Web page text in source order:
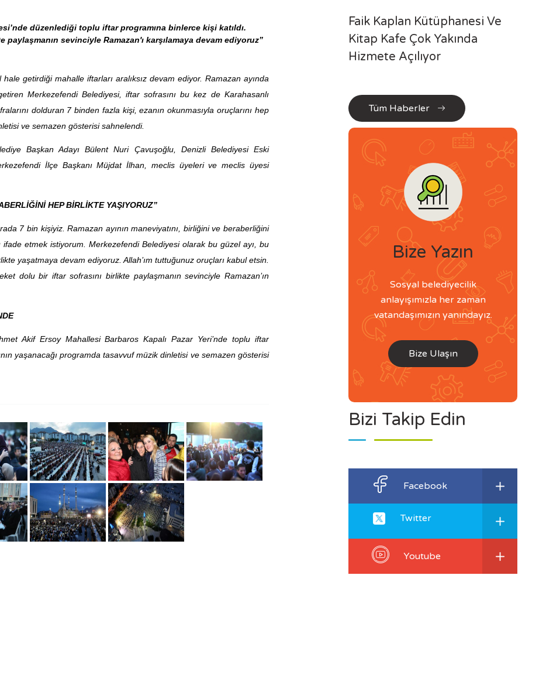
düzenlediği toplu iftar programına binlerce kişi katıldı.
sevinciyle Ramazan'ı karşılamaya devam ediyoruz”
getirdiği mahalle iftarları aralıksız devam ediyor. Ramazan ayında
Merkezefendi Belediyesi, iftar sofrasını bu kez de Karahasanlı
dolduran 7 binden fazla kişi, ezanın okunmasıyla oruçlarını hep
ve semazen gösterisi sahnelendi.
Başkan Adayı Bülent Nuri Çavuşoğlu, Denizli Belediyesi Eski
İlçe Başkanı Müjdat İlhan, meclis üyeleri ve meclis üyesi
HEP BİRLİKTE YAŞIYORUZ”
7 bin kişiyiz. Ramazan ayının maneviyatını, birliğini ve beraberliğini
ifade etmek istiyorum. Merkezefendi Belediyesi olarak bu güzel ayı, bu
yaşatmaya devam ediyoruz. Allah’ım tuttuğunuz oruçları kabul etsin.
dolu bir iftar sofrasını birlikte paylaşmanın sevinciyle Ramazan’ın
Akif Ersoy Mahallesi Barbaros Kapalı Pazar Yeri’nde toplu iftar
yaşanacağı programda tasavvuf müzik dinletisi ve semazen gösterisi
Faik Kaplan Kütüphanesi Ve
Kitap Kafe Çok Yakında
Hizmete Açılıyor
Tüm Haberler
Bize Yazın
Sosyal belediyecilik
anlayışımızla her zaman
vatandaşımızın yanındayız.
Bize Ulaşın
Bizi Takip Edin
Facebook
Twitter
Youtube